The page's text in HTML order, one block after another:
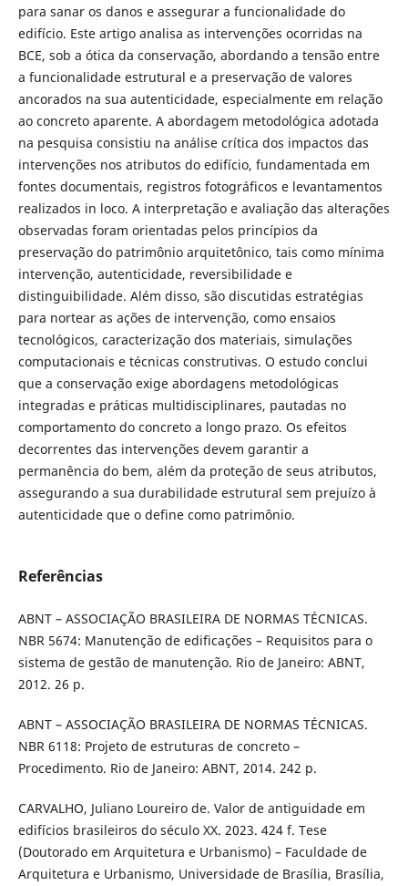
para sanar os danos e assegurar a funcionalidade do
edifício. Este artigo analisa as intervenções ocorridas na
BCE, sob a ótica da conservação, abordando a tensão entre
a funcionalidade estrutural e a preservação de valores
ancorados na sua autenticidade, especialmente em relação
ao concreto aparente. A abordagem metodológica adotada
na pesquisa consistiu na análise crítica dos impactos das
intervenções nos atributos do edifício, fundamentada em
fontes documentais, registros fotográficos e levantamentos
realizados in loco. A interpretação e avaliação das alterações
observadas foram orientadas pelos princípios da
preservação do patrimônio arquitetônico, tais como mínima
intervenção, autenticidade, reversibilidade e
distinguibilidade. Além disso, são discutidas estratégias
para nortear as ações de intervenção, como ensaios
tecnológicos, caracterização dos materiais, simulações
computacionais e técnicas construtivas. O estudo conclui
que a conservação exige abordagens metodológicas
integradas e práticas multidisciplinares, pautadas no
comportamento do concreto a longo prazo. Os efeitos
decorrentes das intervenções devem garantir a
permanência do bem, além da proteção de seus atributos,
assegurando a sua durabilidade estrutural sem prejuízo à
autenticidade que o define como patrimônio.
Referências
ABNT – ASSOCIAÇÃO BRASILEIRA DE NORMAS TÉCNICAS.
NBR 5674: Manutenção de edificações – Requisitos para o
sistema de gestão de manutenção. Rio de Janeiro: ABNT,
2012. 26 p.
ABNT – ASSOCIAÇÃO BRASILEIRA DE NORMAS TÉCNICAS.
NBR 6118: Projeto de estruturas de concreto –
Procedimento. Rio de Janeiro: ABNT, 2014. 242 p.
CARVALHO, Juliano Loureiro de. Valor de antiguidade em
edifícios brasileiros do século XX. 2023. 424 f. Tese
(Doutorado em Arquitetura e Urbanismo) – Faculdade de
Arquitetura e Urbanismo, Universidade de Brasília, Brasília,